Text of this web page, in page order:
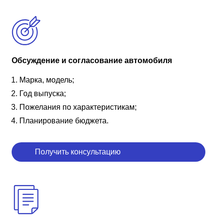
Обсуждение и согласование автомобиля
Марка, модель;
Год выпуска;
Пожелания по характеристикам;
Планирование бюджета.
Получить консультацию